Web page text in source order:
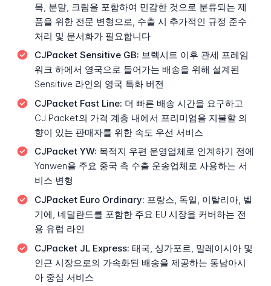
목, 분말, 크림을 포함하여 민감한 것으로 분류되는 제
품을 위한 전문 변형으로, 수출 시 추가적인 규정 준수
처리 및 문서화가 필요합니다
CJPacket Sensitive GB: 브렉시트 이후 관세 프레임
워크 하에서 영국으로 들어가는 배송을 위해 설계된
Sensitive 라인의 영국 특화 버전
CJPacket Fast Line: 더 빠른 배송 시간을 요구하고
CJ Packet의 가격 계층 내에서 프리미엄을 지불할 의
향이 있는 판매자를 위한 속도 우선 서비스
CJPacket YW: 목적지 우편 운영업체로 인계하기 전에
Yanwen을 주요 중국 측 수출 운송업체로 사용하는 서
비스 변형
CJPacket Euro Ordinary: 프랑스, 독일, 이탈리아, 벨
기에, 네덜란드를 포함한 주요 EU 시장을 커버하는 전
용 유럽 라인
CJPacket JL Express: 태국, 싱가포르, 말레이시아 및
인근 시장으로의 가속화된 배송을 제공하는 동남아시
아 중심 서비스